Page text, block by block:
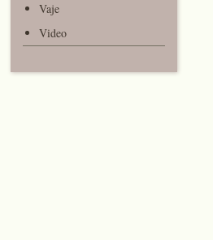
Vaje
Video